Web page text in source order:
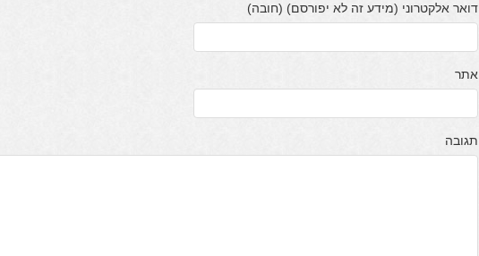
דואר אלקטרוני (מידע זה לא יפורסם) (חובה)
אתר
תגובה